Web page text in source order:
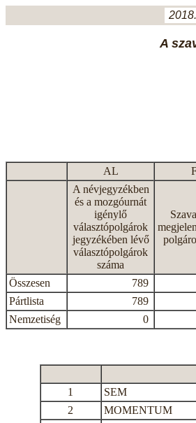
A
AL
A névjegyzékben
és a mozgóurnát
igénylő
választópolgárok
jegyzékében lévő
választópolgárok
száma
Összesen 789
Pártlista
789
Nemzetiség
0
1
SEM
2
MOMENTUM